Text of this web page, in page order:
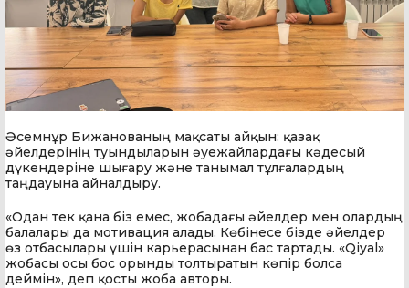
Әсемнұр Бижанованың мақсаты айқын: қазақ
әйелдерінің туындыларын әуежайлардағы кәдесый
дүкендеріне шығару және танымал тұлғалардың
таңдауына айналдыру.
«Одан тек қана біз емес, жобадағы әйелдер мен олардың
балалары да мотивация алады. Көбінесе бізде әйелдер
өз отбасылары үшін карьерасынан бас тартады. «Qiyal»
жобасы осы бос орынды толтыратын көпір болса
деймін», деп қосты жоба авторы.